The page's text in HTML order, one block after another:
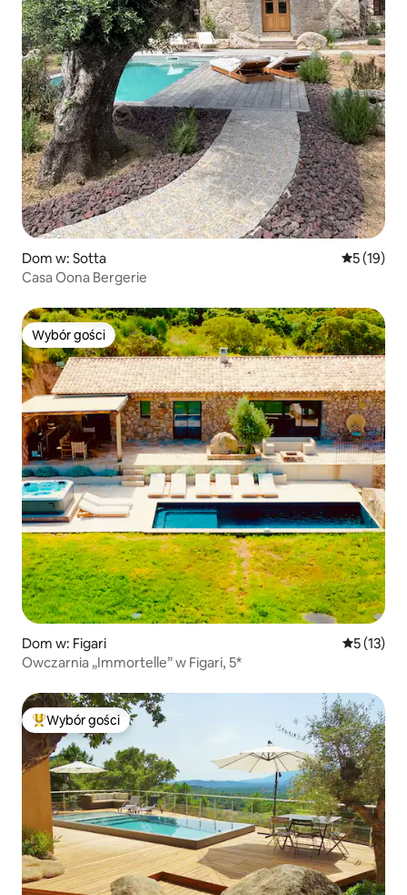
Dom w: Sotta Średnia
5 (19)
Casa Oona Bergerie
Wybór gości
Wybór gości
Dom w: Figari Średnia
5 (13)
Owczarnia „Immortelle” w Figari, 5*
Najpopularniejsze z kategorii Wybór gości
Wybór gości